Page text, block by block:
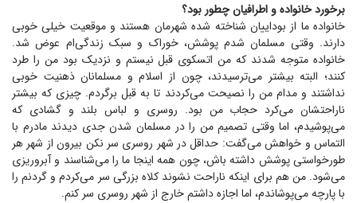
برخورد خانواده و اطرافیان چطور بود؟
خانواده ما از بوداییان شناخته شده شهرمان هستند و موقعیت خیلی خوبی
دارند. وقتی مسلمان شدم پوشش، خوراک و سبک زندگی‌ام عوض شد.
خانواده متوجه شدند که من اتسکوی قبل نیستم و نزدیک بود من را طرد
کنند؛ البته بیشتر می‌ترسیدند، چون از اسلام و مسلمانان ذهنیت خوبی
نداشتند و مدام من را نصیحت می‌کردند تا به قبل برگردم. چیزی که بیشتر
ناراحتشان می‌کرد حجاب من بود. روسری و لباس بلند و گشادی که
می‌پوشیدم، اما وقتی تصمیم من را در مسلمان شدن جدی دیدند مادرم با
التماس و خواهش می‌گفت: حداقل در شهر روسری سر نکن بیرون از شهر هر
طورخواستی پوشش داشته باش، چون همه اینجا ما را می‌شناسند و آبروریزی
می‌شود. من هم برای اینکه ناراحت نشوند کلاه بزرگی سر می‌کردم و گردنم را
با پارچه می‌پوشاندم، اما اجازه داشتم خارج از شهر روسری سر کنم.